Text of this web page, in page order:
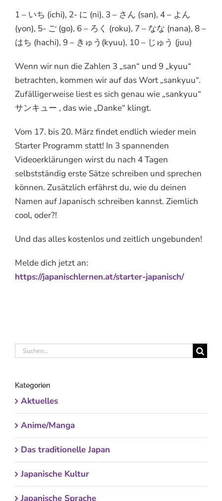
1 – いち (ichi), 2- に (ni), 3 – さん (san), 4 – よん
(yon), 5- ご (go), 6 – ろく (roku), 7 – なな (nana), 8 –
はち (hachi), 9 – きゅう(kyuu), 10 – じゅう (juu)
Wenn wir nun die Zahlen 3 „san“ und 9 „kyuu“
betrachten, kommen wir auf das Wort „sankyuu“.
Zufälligerweise liest es sich genau wie „sankyuu“
サンキュー , das wie „Danke“ klingt.
Vom 17. bis 20. März findet endlich wieder mein
Starter Programm statt! In 3 spannenden
Videoerklärungen wirst du nach 4 Tagen
selbstständig erste Sätze schreiben und sprechen
können. Zusätzlich erfährst du, wie du deinen
Namen auf Japanisch schreiben kannst. Ziemlich
cool, oder?!
Und das alles kostenlos und zeitlich ungebunden!
Melde dich jetzt an:
https://japanischlernen.at/starter-japanisch/
Suche
Kategorien
Aktuelles
Anime/Manga
Das traditionelle Japan
Japanische Kultur
Japanische Sprache